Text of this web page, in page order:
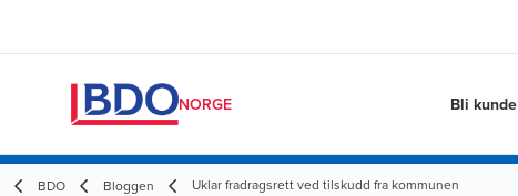
NORGE Bli kunde
BDO Bloggen Uklar fradragsrett ved tilskudd fra kommunen